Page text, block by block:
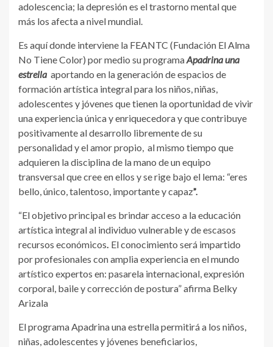
adolescencia; la depresión es el trastorno mental que
más los afecta a nivel mundial.
Es aquí donde interviene la FEANTC (Fundación El Alma
No Tiene Color) por medio su programaApadrina una
estrella aportando en la generación de espacios de
formación artística integral para los niños, niñas,
adolescentes y jóvenes que tienen la oportunidad de vivir
una experiencia única y enriquecedora y que contribuye
positivamente al desarrollo libremente de su
personalidad y el amor propio, al mismo tiempo que
adquieren la disciplina de la mano de un equipo
transversal que cree en ellos y se rige bajo el lema: “eres
bello, único, talentoso, importante y capaz”.
“El objetivo principal es brindar acceso a la educación
artística integral al individuo vulnerable y de escasos
recursos económicos. El conocimiento será impartido
por profesionales con amplia experiencia en el mundo
artístico expertos en: pasarela internacional, expresión
corporal, baile y corrección de postura” afirma Belky
Arizala
El programa Apadrina una estrella permitirá a los niños,
niñas, adolescentes y jóvenes beneficiarios,